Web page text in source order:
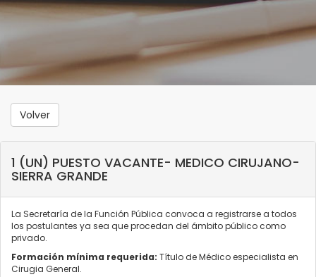
Volver
1 (UN) PUESTO VACANTE- MEDICO CIRUJANO-
SIERRA GRANDE
La Secretaría de la Función Pública convoca a registrarse a todos
los postulantes ya sea que procedan del ámbito público como
privado.
Formación mínima requerida: Título de Médico especialista en
Cirugia General.